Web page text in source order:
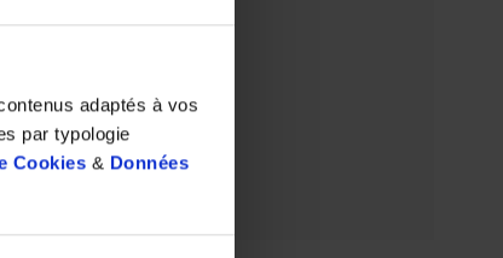
adaptés à vos
par typologie
Cookies & Données